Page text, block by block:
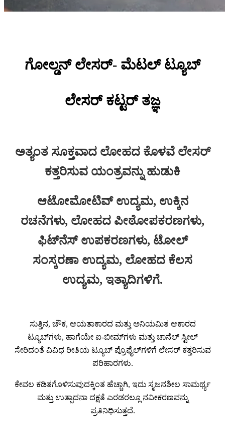
ಗೋಲ್ಡನ್ ಲೇಸರ್- ಮೆಟಲ್ ಟ್ಯೂಬ್
ಲೇಸರ್ ಕಟ್ಟರ್ ತಜ್ಞ
ಅತ್ಯಂತ ಸೂಕ್ತವಾದ ಲೋಹದ ಕೊಳವೆ ಲೇಸರ್
ಕತ್ತರಿಸುವ ಯಂತ್ರವನ್ನು ಹುಡುಕಿ
ಆಟೋಮೋಟಿವ್ ಉದ್ಯಮ, ಉಕ್ಕಿನ
ರಚನೆಗಳು, ಲೋಹದ ಪೀಠೋಪಕರಣಗಳು,
ಫಿಟ್‌ನೆಸ್ ಉಪಕರಣಗಳು, ಟೋಲ್
ಸಂಸ್ಕರಣಾ ಉದ್ಯಮ, ಲೋಹದ ಕೆಲಸ
ಉದ್ಯಮ, ಇತ್ಯಾದಿಗಳಿಗೆ.
ಸುತ್ತಿನ, ಚೌಕ, ಆಯತಾಕಾರದ ಮತ್ತು ಅನಿಯಮಿತ ಆಕಾರದ
ಟ್ಯೂಬ್‌ಗಳು, ಹಾಗೆಯೇ ಐ-ಬೀಮ್‌ಗಳು ಮತ್ತು ಚಾನೆಲ್ ಸ್ಟೀಲ್
ಸೇರಿದಂತೆ ವಿವಿಧ ರೀತಿಯ ಟ್ಯೂಬ್ ಪ್ರೊಫೈಲ್‌ಗಳಿಗೆ ಲೇಸರ್ ಕತ್ತರಿಸುವ
ಪರಿಹಾರಗಳು.
ಕೇವಲ ಕಡಿತಗೊಳಿಸುವುದಕ್ಕಿಂತ ಹೆಚ್ಚಾಗಿ, ಇದು ಸೃಜನಶೀಲ ಸಾಮರ್ಥ್ಯ
ಮತ್ತು ಉತ್ಪಾದನಾ ದಕ್ಷತೆ ಎರಡರಲ್ಲೂ ನವೀಕರಣವನ್ನು
ಪ್ರತಿನಿಧಿಸುತ್ತದೆ.